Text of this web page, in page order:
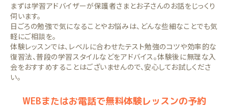
まずは学習アドバイザーが保護者さまとお子さんのお話をじっくり
伺います。
日ごろの勉強で気になることやお悩みは、どんな些細なことでも気
軽にご相談を。
体験レッスンでは、レベルに合わせたテスト勉強のコツや効率的な
復習法、普段の学習スタイルなどをアドバイス。体験後に無理な入
会をおすすめすることはございませんので、安心してお試しくださ
い。
WEBまたはお電話で無料体験レッスンの予約